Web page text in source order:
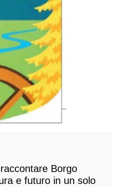
Borgo
e futuro in un solo